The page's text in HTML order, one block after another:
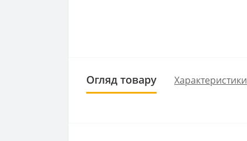
Огляд товару Характеристики